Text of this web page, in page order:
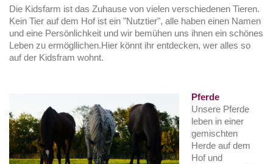
Die Kidsfarm ist das Zuhause von vielen verschiedenen Tieren.
Kein Tier auf dem Hof ist ein "Nutztier", alle haben einen Namen
und eine Persönlichkeit und wir bemühen uns ihnen ein schönes
Leben zu ermögllichen.Hier könnt ihr entdecken, wer alles so
auf der Kidsfram wohnt.
Pferde
Unsere Pferde
leben in einer
gemischten
Herde auf dem
Hof und